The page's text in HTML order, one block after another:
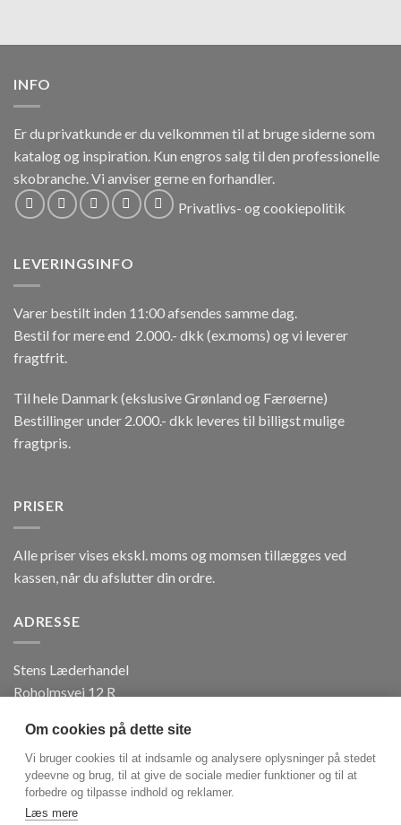
INFO
Er du privatkunde er du velkommen til at bruge siderne som
katalog og inspiration. Kun engros salg til den professionelle
skobranche.Vi anviser gerne en forhandler.
Privatlivs- og cookiepolitik
LEVERINGSINFO
Varer bestilt inden 11:00 afsendes samme dag.
Bestil for mere end 2.000.- dkk (ex.moms) og vi leverer
fragtfrit.
Til hele Danmark (ekslusive Grønland og Færøerne)
Bestillinger under 2.000.- dkk leveres til billigst mulige
fragtpris.
PRISER
Alle priser vises ekskl. moms og momsen tillægges ved
kassen, når du afslutter din ordre.
ADRESSE
Stens Læderhandel
Roholmsvej 12 R
Tlf. +45 3871 7188
CVR: 41 18 83 67
Send SMS +45 2427 8520
Om cookies på dette site
Vi bruger cookies til at indsamle og analysere oplysninger på stedet
ydeevne og brug, til at give de sociale medier funktioner og til at
forbedre og tilpasse indhold og reklamer.
Læs mere